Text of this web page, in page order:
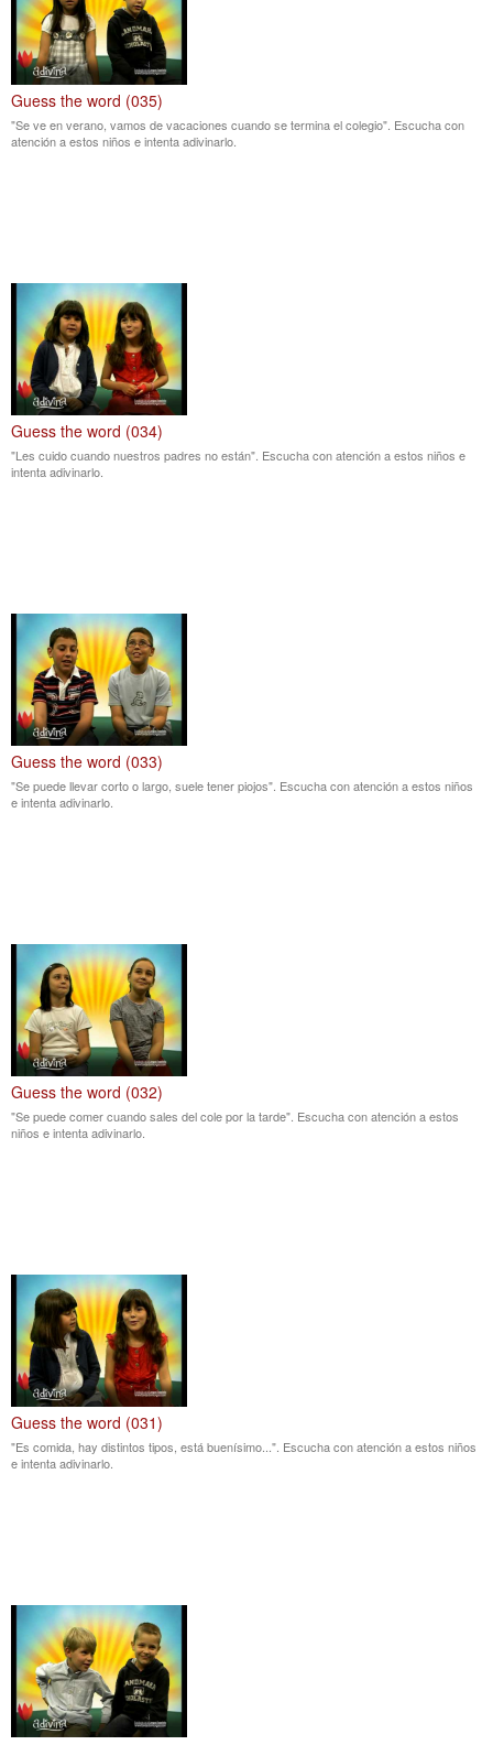
Guess the word (035)
"Se ve en verano, vamos de vacaciones cuando se termina el colegio". Escucha con
atención a estos niños e intenta adivinarlo.
Guess the word (034)
"Les cuido cuando nuestros padres no están". Escucha con atención a estos niños e
intenta adivinarlo.
Guess the word (033)
"Se puede llevar corto o largo, suele tener piojos". Escucha con atención a estos niños
e intenta adivinarlo.
Guess the word (032)
"Se puede comer cuando sales del cole por la tarde". Escucha con atención a estos
niños e intenta adivinarlo.
Guess the word (031)
"Es comida, hay distintos tipos, está buenísimo...". Escucha con atención a estos niños
e intenta adivinarlo.